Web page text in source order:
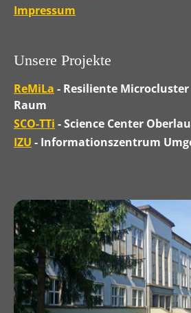
Impressum
Unsere Projekte
ReMiLa - Resiliente
Raum
SCO-TTi - Science Center
IZU - Informationszentrum